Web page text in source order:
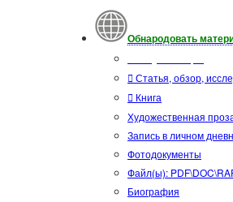
Обнародовать
Статья, обзор,
Книга
Художественная
Запись в личном
Фотодокументы
Файл(ы):
Биография